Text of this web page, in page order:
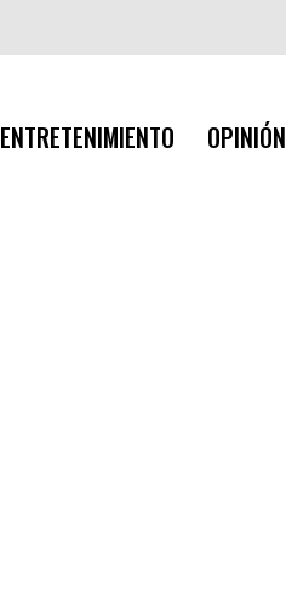
ENTRETENIMIENTO OPINIÓN